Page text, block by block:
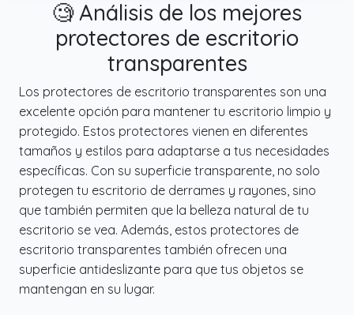
como un práctico tapete para escritorio,
ofreciendo protección confiable contra el
desgaste diario.
✔️ Mantenimiento Fácil e Impermeable: Con
cualidades impermeables, este cubremesa
transparente es fácil de limpiar; simplemente
pase un paño húmedo para eliminar
derrames y suciedad. Para mejores
resultados, recomendamos tratar las
manchas de color promptly.
✔️ Personalizable para Adaptarse a su
Espacio: Disponible en múltiples tamaños,
este protector se puede recortar fácilmente
para adaptarse a cualquier forma de mesa
🧐 Análisis de los mejores
protectores de escritorio
transparentes
Los protectores de escritorio transparentes son una
excelente opción para mantener tu escritorio limpio y
protegido. Estos protectores vienen en diferentes
tamaños y estilos para adaptarse a tus necesidades
específicas. Con su superficie transparente, no solo
protegen tu escritorio de derrames y rayones, sino
que también permiten que la belleza natural de tu
escritorio se vea. Además, estos protectores de
escritorio transparentes también ofrecen una
superficie antideslizante para que tus objetos se
mantengan en su lugar.